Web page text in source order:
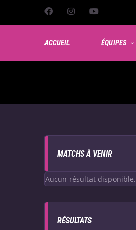
ACCUEIL ÉQUIPES
MATCHS À VENIR
Aucun résultat disponible.
RÉSULTATS